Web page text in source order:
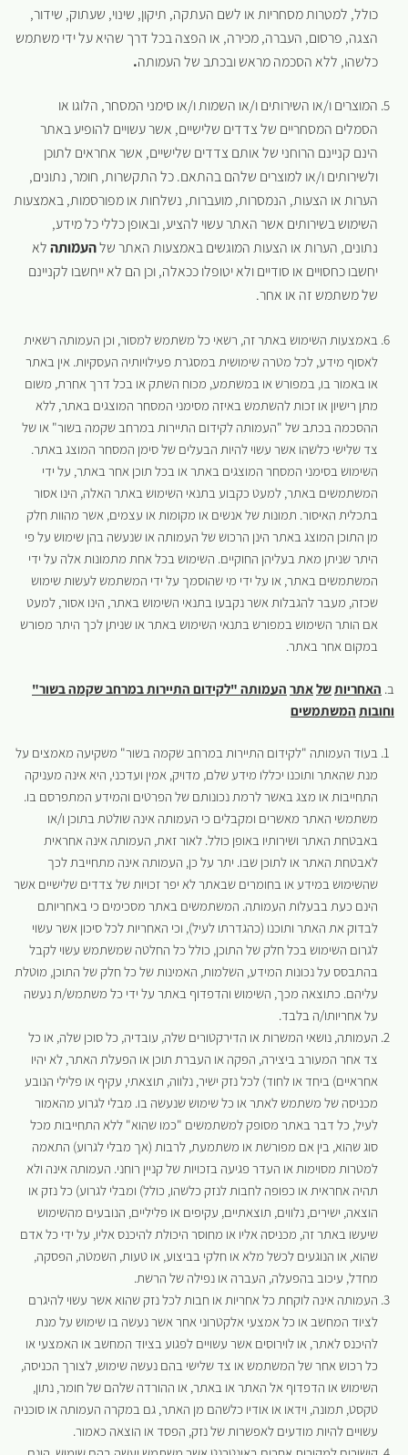
כולל, למטרות מסחריות או לשם העתקה, תיקון, שינוי, שעתוק, שידור,
הצגה, פרסום, העברה, מכירה, או הפצה בכל דרך שהיא על ידי משתמש
כלשהו, ללא הסכמה מראש ובכתב של העמותה.
המוצרים ו/או השירותים ו/או השמות ו/או סימני המסחר, הלוגו או
הסמלים המסחריים של צדדים שלישיים, אשר עשויים להופיע באתר
הינם קניינם הרוחני של אותם צדדים שלישיים, אשר אחראים לתוכן
ולשירותים ו/או למוצרים שלהם בהתאם. כל התקשרות, חומר, נתונים,
הערות או הצעות, הנמסרות, מועברות, נשלחות או מפורסמות, באמצעות
השימוש בשירותים אשר האתר עשוי להציע, ובאופן כללי כל מידע,
נתונים, הערות או הצעות המוגשים באמצעות האתר שלהעמותה לא
יחשבו כחסויים או סודיים ולא יטופלו ככאלה, וכן הם לא ייחשבו לקניינם
של משתמש זה או אחר.
באמצעות השימוש באתר זה, רשאי כל משתמש למסור, וכן העמותה רשאית
לאסוף מידע, לכל מטרה שימושית במסגרת פעילויותיה העסקיות. אין באתר
או באמור בו, במפורש או במשתמע, מכוח השתק או בכל דרך אחרת, משום
מתן רישיון או זכות להשתמש באיזה מסימני המסחר המוצגים באתר, ללא
ההסכמה בכתב של "העמותה לקידום התיירות במרחב שקמה בשור" או של
צד שלישי כלשהו אשר עשוי להיות הבעלים של סימן המסחר המוצג באתר.
השימוש בסימני המסחר המוצגים באתר או בכל תוכן אחר באתר, על ידי
המשתמשים באתר, למעט כקבוע בתנאי השימוש באתר האלה, הינו אסור
בתכלית האיסור. תמונות של אנשים או מקומות או עצמים, אשר מהוות חלק
מן התוכן המוצג באתר הינן הרכוש של העמותה או שנעשה בהן שימוש על פי
היתר שניתן מאת בעליהן החוקיים. השימוש בכל אחת מתמונות אלה על ידי
המשתמשים באתר, או על ידי מי שהוסמך על ידי המשתמש לעשות שימוש
שכזה, מעבר להגבלות אשר נקבעו בתנאי השימוש באתר, הינו אסור, למעט
אם הותר השימוש במפורש בתנאי השימוש באתר או שניתן לכך היתר מפורש
במקום אחר באתר.
ב. האחריותשלאתר העמותה "לקידום התיירות במרחב שקמה בשור"
וחובות המשתמשים
בעוד העמותה "לקידום התיירות במרחב שקמה בשור" משקיעה מאמצים על
מנת שהאתר ותוכנו יכללו מידע שלם, מדויק, אמין ועדכני, היא אינה מעניקה
התחייבות או מצג באשר לרמת נכונותם של הפרטים והמידע המתפרסם בו.
משתמשי האתר מאשרים ומקבלים כי העמותה אינה שולטת בתוכן ו/או
באבטחת האתר ושירותיו באופן כולל. לאור זאת, העמותה אינה אחראית
לאבטחת האתר או לתוכן שבו. יתר על כן, העמותה אינה מתחייבת לכך
שהשימוש במידע או בחומרים שבאתר לא יפר זכויות של צדדים שלישיים אשר
הינם כעת בבעלות העמותה. המשתמשים באתר מסכימים כי באחריותם
לבדוק את האתר ותוכנו (כהגדרתו לעיל), וכי האחריות לכל סיכון אשר עשוי
לגרום השימוש בכל חלק של התוכן, כולל כל החלטה שמשתמש עשוי לקבל
בהתבסס על נכונות המידע, השלמות, האמינות של כל חלק של התוכן, מוטלת
עליהם. כתוצאה מכך, השימוש והדפדוף באתר על ידי כל משתמש/ת נעשה
על אחריותו/ה בלבד.
העמותה, נושאי המשרות או הדירקטורים שלה, עובדיה, כל סוכן שלה, או כל
צד אחר המעורב ביצירה, הפקה או העברת תוכן או הפעלת האתר, לא יהיו
אחראיים) ביחד או לחוד) לכל נזק ישיר, נלווה, תוצאתי, עקיף או פלילי הנובע
מכניסה של משתמש לאתר או כל שימוש שנעשה בו. מבלי לגרוע מהאמור
לעיל, כל דבר באתר מסופק למשתמשים "כמו שהוא" ללא התחייבות מכל
סוג שהוא, בין אם מפורשת או משתמעת, לרבות (אך מבלי לגרוע) התאמה
למטרות מסוימות או העדר פגיעה בזכויות של קניין רוחני. העמותה אינה ולא
תהיה אחראית או כפופה לחבות לנזק כלשהו, כולל) ומבלי לגרוע) כל נזק או
הוצאה, ישירים, נלווים, תוצאתיים, עקיפים או פליליים, הנובעים מהשימוש
שיעשו באתר זה, מכניסה אליו או מחוסר היכולת להיכנס אליו, על ידי כל אדם
שהוא, או הנוגעים לכשל מלא או חלקי בביצוע, או טעות, השמטה, הפסקה,
מחדל, עיכוב בהפעלה, העברה או נפילה של הרשת.
העמותה אינה לוקחת כל אחריות או חבות לכל נזק שהוא אשר עשוי להיגרם
לציוד המחשב או כל אמצעי אלקטרוני אחר אשר נעשה בו שימוש על מנת
להיכנס לאתר, או לוירוסים אשר עשויים לפגוע בציוד המחשב או האמצעי או
כל רכוש אחר של המשתמש או צד שלישי בהם נעשה שימוש, לצורך הכניסה,
השימוש או הדפדוף אל האתר או באתר, או ההורדה שלהם של חומר, נתון,
טקסט, תמונה, וידאו או אודיו כלשהם מן האתר, גם במקרה העמותה או סוכניה
עשויים להיות מודעים לאפשרות של נזק, הפסד או הוצאה כאמור.